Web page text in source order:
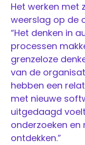
Het werken met
weerslag op de
“Het denken in
processen
grenzeloze
van de
hebben een
met nieuwe
uitgedaagd
onderzoeken en
ontdekken.”